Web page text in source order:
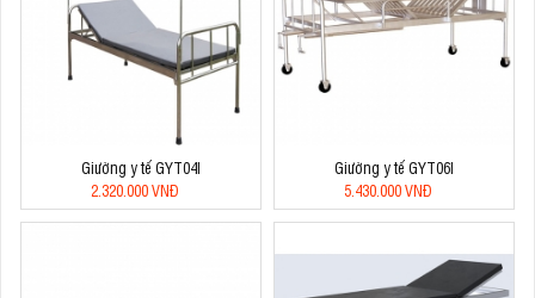
Giường y tế GYT04I
2.320.000 VNĐ
Giường y tế GYT06I
5.430.000 VNĐ